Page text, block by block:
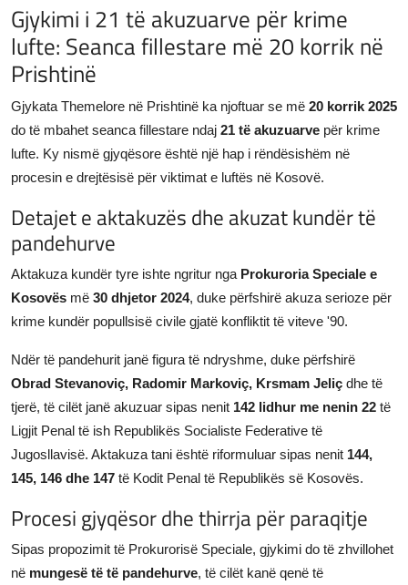
Gjykimi i 21 të akuzuarve për krime
lufte: Seanca fillestare më 20 korrik në
Prishtinë
Gjykata Themelore në Prishtinë ka njoftuar se më 20 korrik 2025
do të mbahet seanca fillestare ndaj 21 të akuzuarve për krime
lufte. Ky nismë gjyqësore është një hap i rëndësishëm në
procesin e drejtësisë për viktimat e luftës në Kosovë.
Detajet e aktakuzës dhe akuzat kundër të
pandehurve
Aktakuza kundër tyre ishte ngritur nga Prokuroria Speciale e
Kosovës më 30 dhjetor 2024, duke përfshirë akuza serioze për
krime kundër popullsisë civile gjatë konfliktit të viteve '90.
Ndër të pandehurit janë figura të ndryshme, duke përfshirë
Obrad Stevanoviç, Radomir Markoviç, Krsmam Jeliç dhe të
tjerë, të cilët janë akuzuar sipas nenit 142 lidhur me nenin 22 të
Ligjit Penal të ish Republikës Socialiste Federative të
Jugosllavisë. Aktakuza tani është riformuluar sipas nenit 144,
145, 146 dhe 147 të Kodit Penal të Republikës së Kosovës.
Procesi gjyqësor dhe thirrja për paraqitje
Sipas propozimit të Prokurorisë Speciale, gjykimi do të zhvillohet
në mungesë të të pandehurve, të cilët kanë qenë të